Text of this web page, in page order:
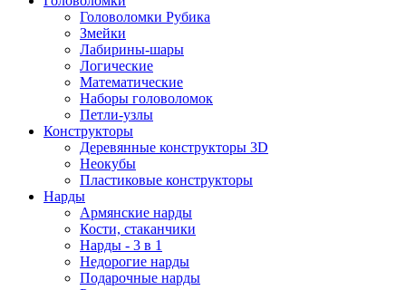
Головоломки Рубика
Змейки
Лабирины-шары
Логические
Математические
Наборы головоломок
Петли-узлы
Конструкторы
Деревянные конструкторы 3D
Неокубы
Пластиковые конструкторы
Нарды
Армянские нарды
Кости, стаканчики
Нарды - 3 в 1
Недорогие нарды
Подарочные нарды